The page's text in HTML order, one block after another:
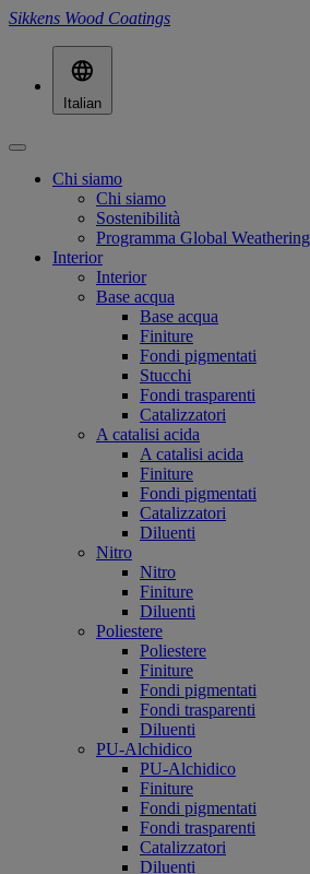
Sikkens Wood Coatings
Italian
Chi siamo
Chi siamo
Sostenibilità
Programma Global Weathering
Interior
Interior
Base acqua
Base acqua
Finiture
Fondi pigmentati
Stucchi
Fondi trasparenti
Catalizzatori
A catalisi acida
A catalisi acida
Finiture
Fondi pigmentati
Catalizzatori
Diluenti
Nitro
Nitro
Finiture
Diluenti
Poliestere
Poliestere
Finiture
Fondi pigmentati
Fondi trasparenti
Diluenti
PU-Alchidico
PU-Alchidico
Finiture
Fondi pigmentati
Fondi trasparenti
Catalizzatori
Diluenti